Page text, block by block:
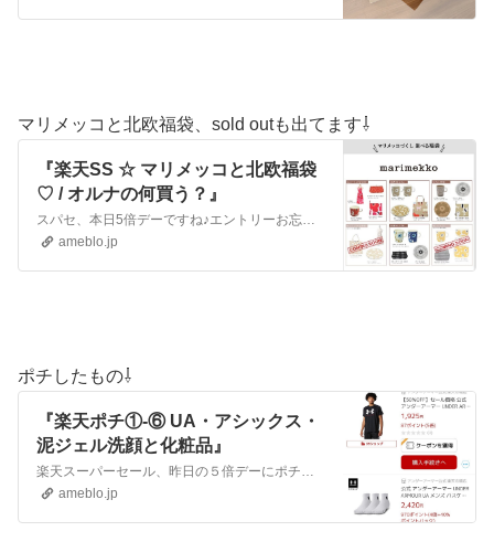
マリメッコと北欧福袋、sold outも出てます⇩
『楽天SS ☆ マリメッコと北欧福袋
♡ / オルナの何買う？』
スパセ、本日5倍デーですね♪エントリーお忘れなく♡ Z-MALLさんでマリメッコと北欧の福袋が発売されます♡マリメッコ♡＼9/5限定！抽選で最大全額ポイントバ…
ameblo.jp
ポチしたもの⇩
『楽天ポチ①-⑥ UA・アシックス・
泥ジェル洗顔と化粧品』
楽天スーパーセール、昨日の５倍デーにポチしました♪ ポチ①アンダーアーマー息子のバスケのソックス。40%deal♡店舗数にもよりますが¥1000ちょいはポイン…
ameblo.jp